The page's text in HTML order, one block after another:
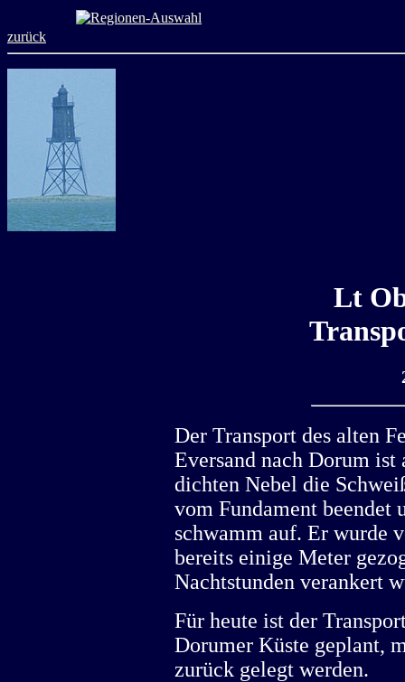
zurück
Lt
Der Transport des alten
Eversand nach Dorum
dichten Nebel die
vom Fundament beendet
schwamm auf. Er wurde
bereits einige Meter
Nachtstunden verankert
Für heute ist der
Dorumer Küste geplant,
zurück gelegt werden.